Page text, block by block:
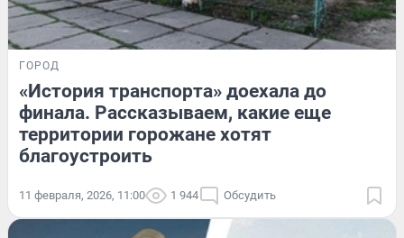
ГОРОД
«История транспорта» доехала до
финала. Рассказываем, какие еще
территории горожане хотят
благоустроить
11 февраля, 2026, 11:00 1 944 Обсудить